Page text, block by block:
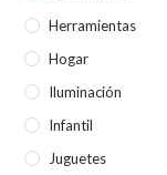
Herramientas
Hogar
Iluminación
Infantil
Juguetes